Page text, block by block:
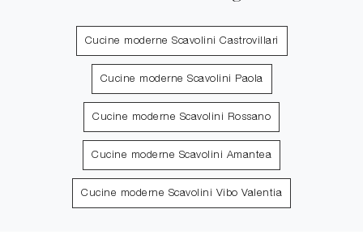
Cucine moderne Scavolini Castrovillari
Cucine moderne Scavolini Paola
Cucine moderne Scavolini Rossano
Cucine moderne Scavolini Amantea
Cucine moderne Scavolini Vibo Valentia